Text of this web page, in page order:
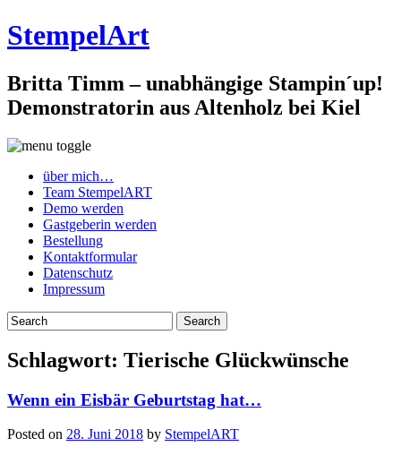
StempelArt
Britta Timm – unabhängige Stampin´up!
Demonstratorin aus Altenholz bei Kiel
über mich…
Team StempelART
Demo werden
Gastgeberin werden
Bestellung
Kontaktformular
Datenschutz
Impressum
Schlagwort: Tierische Glückwünsche
Wenn ein Eisbär Geburtstag hat…
Posted on 28. Juni 2018 by StempelART